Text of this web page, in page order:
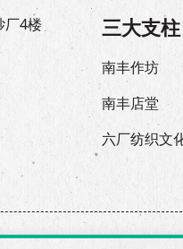
厂4楼
三大支柱
南丰作坊
南丰店堂
六厂纺织文